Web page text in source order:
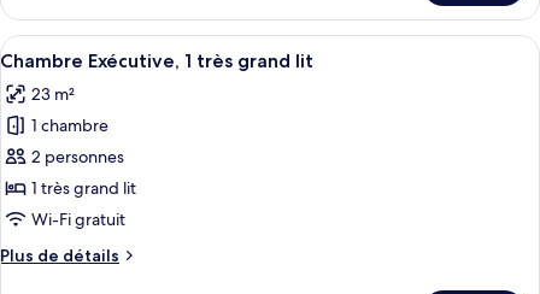
lits
jumeaux
(Plaza)
le
type
de
Chambre
avec
jumeaux
(Plaza)
Afficher
toutes
les
photos
pour
ce
type
chambre :
Une chambre d’hôtel avec un
8
Chambre Exécutive, 1 très grand lit
23 m²
1 chambre
2 personnes
1 très grand lit
Wi-Fi gratuit
Plus de détails
Plus